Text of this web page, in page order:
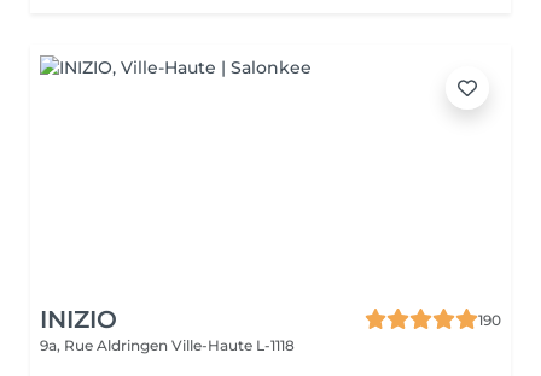
INIZIO
190
9a, Rue Aldringen Ville-Haute L-1118